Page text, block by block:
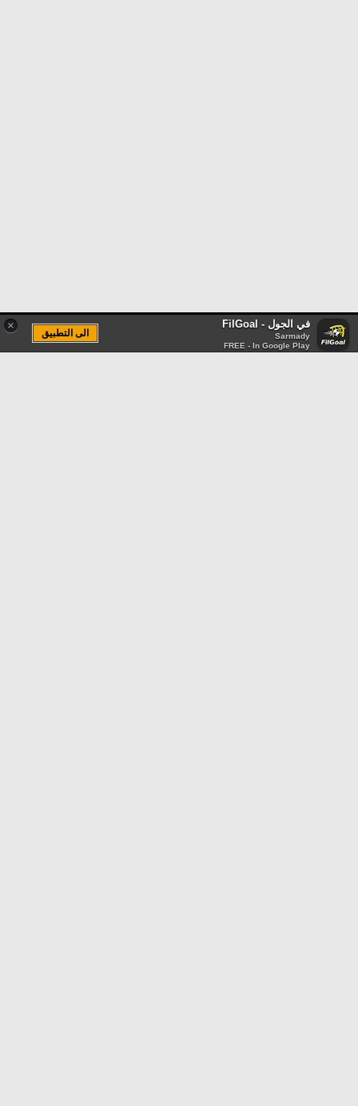
× في الجول - FilGoal
Sarmady
FREE - In Google Play
الى التطبيق